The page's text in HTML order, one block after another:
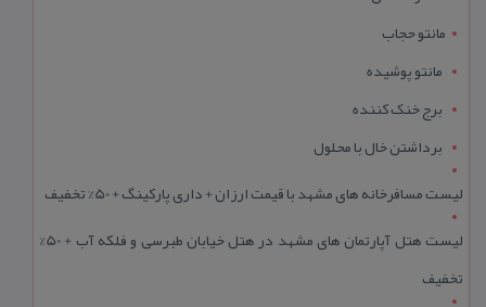
مانتو حجاب
مانتو پوشیده
برج خنک کننده
برداشتن خال با محلول
لیست مسافرخانه های مشهد با قیمت ارزان + داری پارکینگ + 50% تخفیف
لیست هتل آپارتمان های مشهد در هتل خیابان طبرسی و فلکه آب + 50%
تخفیف